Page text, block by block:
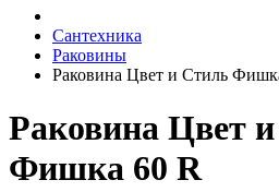
Сантехника
Раковины
Раковина Цвет и Стиль
Раковина Цвет
Фишка 60 R